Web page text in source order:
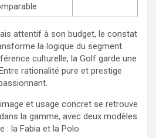
attentif à son budget, le constat
la logique du segment.
culturelle, la Golf garde une
rationalité pure et prestige
et usage concret se retrouve
la gamme, avec deux modèles
: la Fabia et la Polo.